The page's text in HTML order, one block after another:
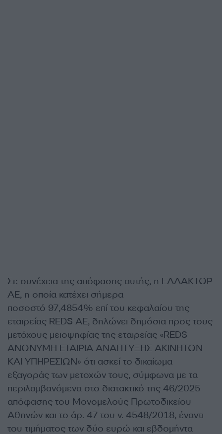
Σε συνέχεια της απόφασης αυτής, η ΕΛΛΑΚΤΩΡ
ΑΕ, η οποία κατέχει σήμερα
ποσοστό 97,4854% επί του κεφαλαίου της
εταιρείας REDS AE, δηλώνει δημόσια προς τους
μετόχους μειοψηφίας της εταιρείας «REDS
ΑΝΩΝΥΜΗ ΕΤΑΙΡΙΑ ΑΝΑΠΤΥΞΗΣ ΑΚΙΝΗΤΩΝ
ΚΑΙ ΥΠΗΡΕΣΙΩΝ» ότι ασκεί το δικαίωμα
εξαγοράς των μετοχών τους, σύμφωνα με τα
περιλαμβανόμενα στο διατακτικό της 46/2025
απόφασης του Μονομελούς Πρωτοδικείου
Αθηνών και το άρ. 47 του ν. 4548/2018, έναντι
του τιμήματος των δύο ευρώ και εβδομήντα